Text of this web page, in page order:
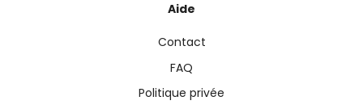
Aide
Contact
FAQ
Politique privée